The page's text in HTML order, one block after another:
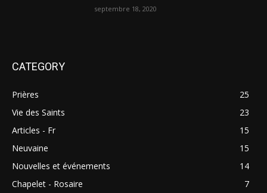
septembre 18, 2020
CATEGORY
Prières
25
Vie des Saints
23
Articles - Fr
15
Neuvaine
15
Nouvelles et événements
14
Chapelet - Rosaire
7